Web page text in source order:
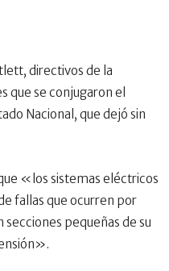
directivos de la
que se conjugaron el
Nacional, que dejó sin
«los sistemas eléctricos
fallas que ocurren por
pequeñas de su